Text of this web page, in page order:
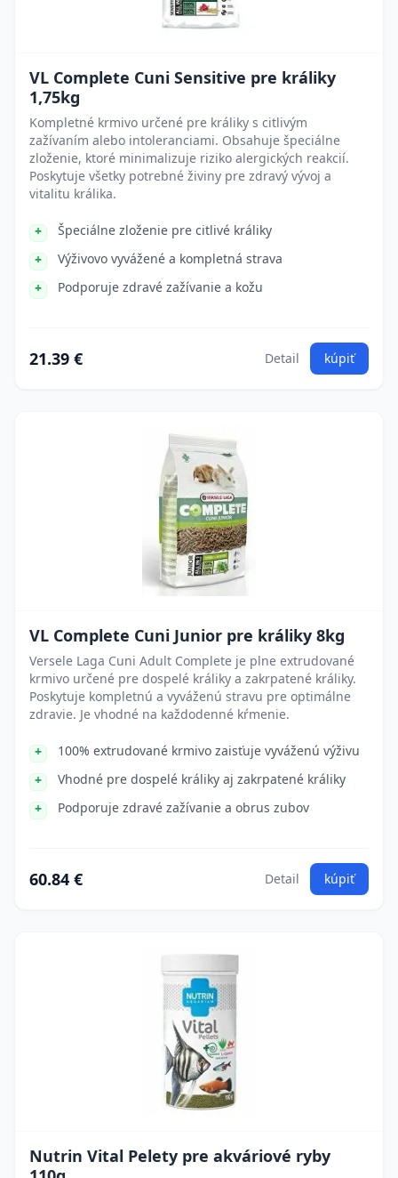
VL Complete Cuni Sensitive pre králiky
1,75kg
Kompletné krmivo určené pre králiky s citlivým
zažívaním alebo intoleranciami. Obsahuje špeciálne
zloženie, ktoré minimalizuje riziko alergických reakcií.
Poskytuje všetky potrebné živiny pre zdravý vývoj a
vitalitu králika.
Špeciálne zloženie pre citlivé králiky
Výživovo vyvážené a kompletná strava
Podporuje zdravé zažívanie a kožu
21.39 € Detail kúpiť
VL Complete Cuni Junior pre králiky 8kg
Versele Laga Cuni Adult Complete je plne extrudované
krmivo určené pre dospelé králiky a zakrpatené králiky.
Poskytuje kompletnú a vyváženú stravu pre optimálne
zdravie. Je vhodné na každodenné kŕmenie.
100% extrudované krmivo zaisťuje vyváženú výživu
Vhodné pre dospelé králiky aj zakrpatené králiky
Podporuje zdravé zažívanie a obrus zubov
60.84 € Detail kúpiť
Nutrin Vital Pelety pre akváriové ryby